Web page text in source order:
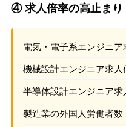
④ 求人倍率の高止まり
電気・電子系エンジニア
機械設計エンジニア求人
半導体設計エンジニア求
製造業の外国人労働者数